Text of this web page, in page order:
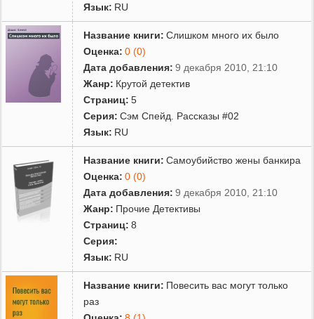
Язык: RU
Название книги: Слишком много их было
Оценка: 0 (0)
Дата добавления: 9 декабря 2010, 21:10
Жанр: Крутой детектив
Страниц: 5
Серия: Сэм Спейд. Рассказы #02
Язык: RU
Название книги: Самоубийство жены банкира
Оценка: 0 (0)
Дата добавления: 9 декабря 2010, 21:10
Жанр: Прочие Детективы
Страниц: 8
Серия:
Язык: RU
Название книги: Повесить вас могут только
раз